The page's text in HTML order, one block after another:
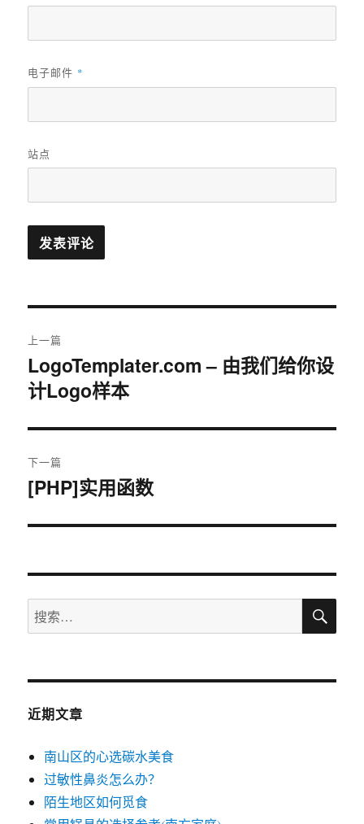
电子邮件 *
站点
章
导
航
上一篇
上
篇
章：
LogoTemplater.com – 由我们给你设
计Logo样本
下一篇
下
文
[PHP]实用函数
搜
索：
搜
近期文章
南山区的心选碳水美食
过敏性鼻炎怎么办？
陌生地区如何觅食